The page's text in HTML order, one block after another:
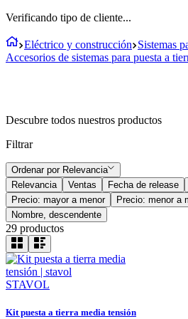
Verificando tipo de cliente...
Eléctrico y construcción Sistemas
Accesorios de sistemas para puesta a
Descubre todos nuestros productos
Filtrar
Ordenar por Relevancia
Relevancia
Ventas Fecha de release
Precio: mayor a menor
Precio: menor a
Nombre, descendente
29 productos
STAVOL
Kit puesta a tierra media tensión